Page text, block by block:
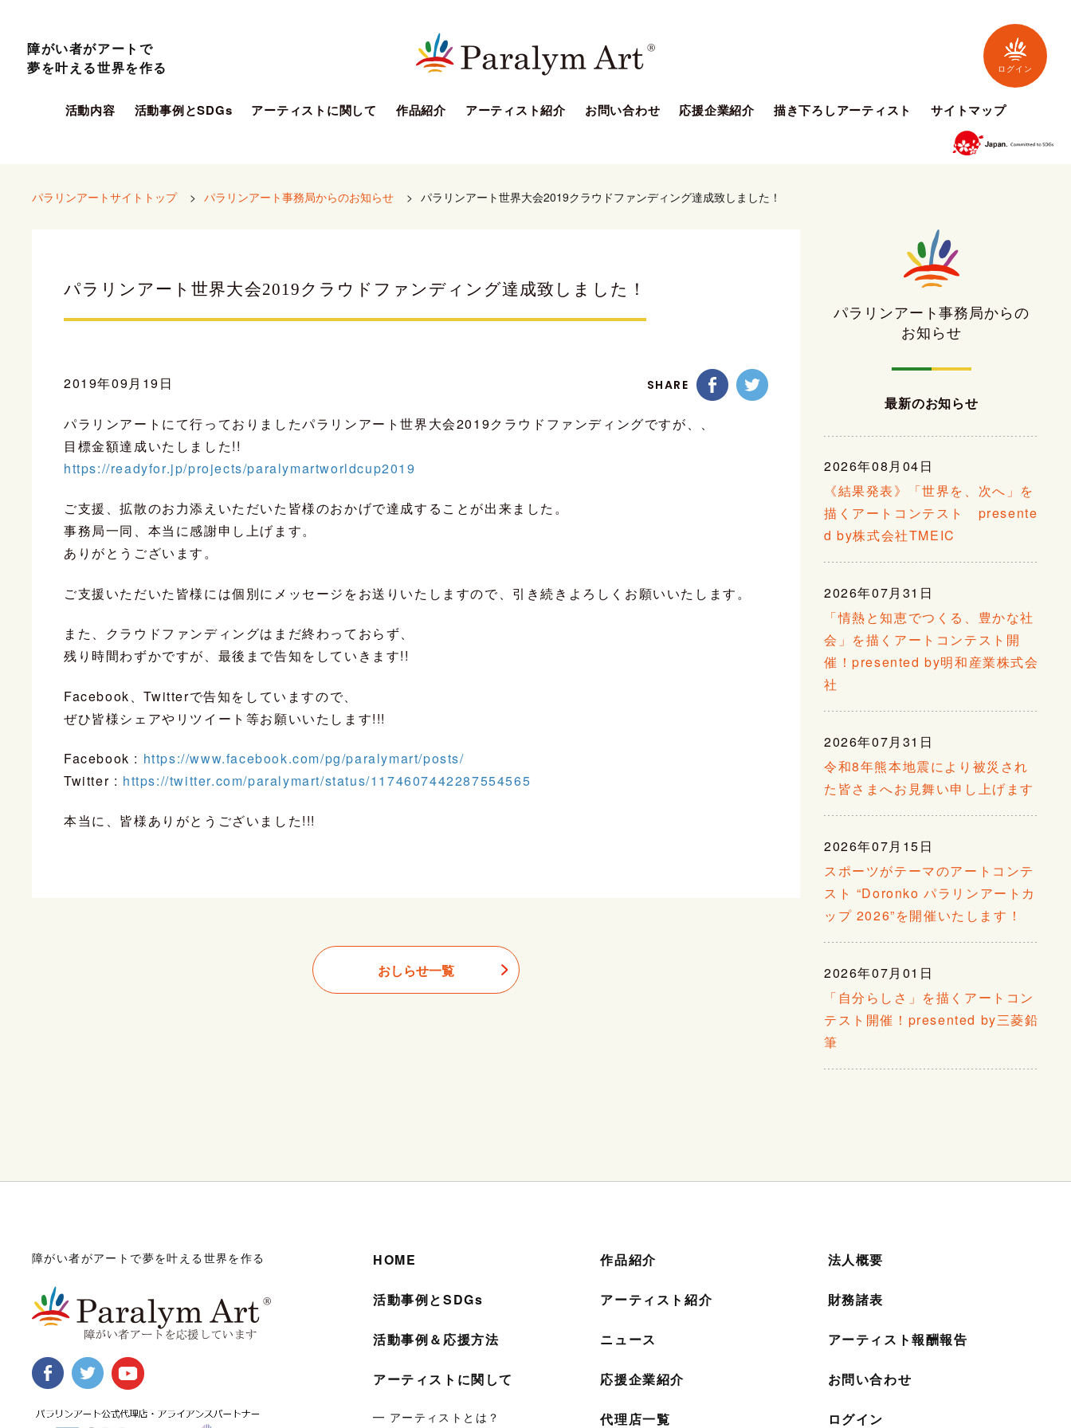
活動内容 活動事例とSDGs アーティストに関して 作品紹介 アーティスト紹介 お問い合わせ 応援企業紹介 描き下ろしアーティスト サイトマップ
障がい者がアートで
夢を叶える世界を作る
ログイン
パラリンアートサイトトップ > パラリンアート事務局からのお知らせ > パラリンアート世界大会2019クラウドファンディング達成致しました！
パラリンアート世界大会2019クラウドファンディング達成致しました！
2019年09月19日 SHARE
パラリンアートにて行っておりましたパラリンアート世界大会2019クラウドファンディングですが、、
目標金額達成いたしました!!
https://readyfor.jp/projects/paralymartworldcup2019
ご支援、拡散のお力添えいただいた皆様のおかげで達成することが出来ました。
事務局一同、本当に感謝申し上げます。
ありがとうございます。
ご支援いただいた皆様には個別にメッセージをお送りいたしますので、引き続きよろしくお願いいたします。
また、クラウドファンディングはまだ終わっておらず、
残り時間わずかですが、最後まで告知をしていきます!!
Facebook、Twitterで告知をしていますので、
ぜひ皆様シェアやリツイート等お願いいたします!!!
Facebook : https://www.facebook.com/pg/paralymart/posts/
Twitter : https://twitter.com/paralymart/status/1174607442287554565
本当に、皆様ありがとうございました!!!
おしらせ一覧
パラリンアート事務局からの
お知らせ
最新のお知らせ
2026年08月04日
《結果発表》「世界を、次へ」を
描くアートコンテスト presente
d by株式会社TMEIC
2026年07月31日
「情熱と知恵でつくる、豊かな社
会」を描くアートコンテスト開
催！presented by明和産業株式会
社
2026年07月31日
令和8年熊本地震により被災され
た皆さまへお見舞い申し上げます
2026年07月15日
スポーツがテーマのアートコンテ
スト “Doronko パラリンアートカ
ップ 2026”を開催いたします！
2026年07月01日
「自分らしさ」を描くアートコン
テスト開催！presented by三菱鉛
筆
障がい者がアートで夢を叶える世界を作る HOME
活動事例とSDGs
活動事例＆応援方法
アーティストに関して
━ アーティストとは？
作品紹介
アーティスト紹介
ニュース
応援企業紹介
代理店一覧
法人概要
財務諸表
アーティスト報酬報告
お問い合わせ
ログイン